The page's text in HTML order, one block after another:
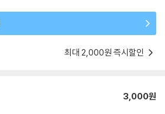
최대 2,000원 즉시할인
3,000원